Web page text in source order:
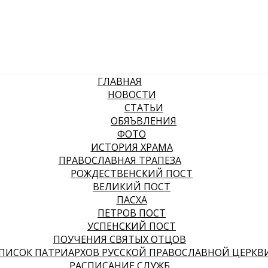
ГЛАВНАЯ
НОВОСТИ
СТАТЬИ
ОБЯЪВЛЕНИЯ
ФОТО
ИСТОРИЯ ХРАМА
ПРАВОСЛАВНАЯ ТРАПЕЗА
РОЖДЕСТВЕНСКИЙ ПОСТ
ВЕЛИКИЙ ПОСТ
ПАСХА
ПЕТРОВ ПОСТ
УСПЕНСКИЙ ПОСТ
ПОУЧЕНИЯ СВЯТЫХ ОТЦОВ
ПАТРИАРХОВ РУССКОЙ ПРАВОСЛАВНОЙ